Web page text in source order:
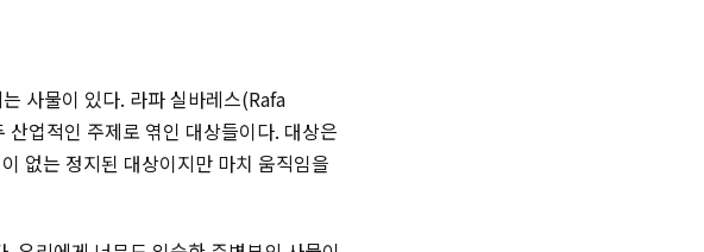
사물이 있다. 라파 실바레스(Rafa
업적인 주제로 엮인 대상들이다. 대상은
없는 정지된 대상이지만 마치 움직임을